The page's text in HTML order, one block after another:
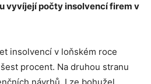
vyvíjejí počty insolvencí firem v
insolvencí v loňském roce
procent. Na druhou stranu